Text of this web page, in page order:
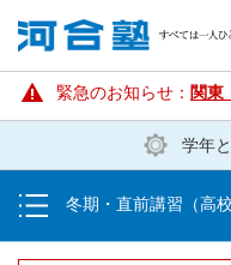
塾生の方
緊急のお知らせ： 関東
学年
冬期・直前講習（高
講座を探す・申し込む
受講料・お申し込み方法
受講開始までの流れ
校舎一覧